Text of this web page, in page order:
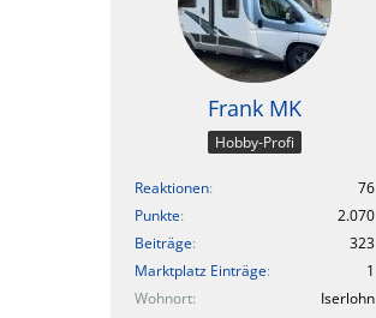
Frank MK
Hobby-Profi
Reaktionen
76
Punkte
2.070
Beiträge
323
Marktplatz Einträge
1
Wohnort
Iserlohn